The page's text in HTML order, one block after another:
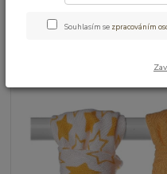
XKKO BMB
pleny - Little
Souhlasím se zpracováním